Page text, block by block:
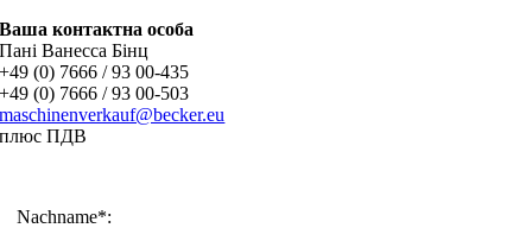
Ваша контактна особа
Пані Ванесса Бінц
+49 (0) 7666 / 93 00-435
+49 (0) 7666 / 93 00-503
maschinenverkauf@becker.eu
плюс ПДВ
Nachname*: